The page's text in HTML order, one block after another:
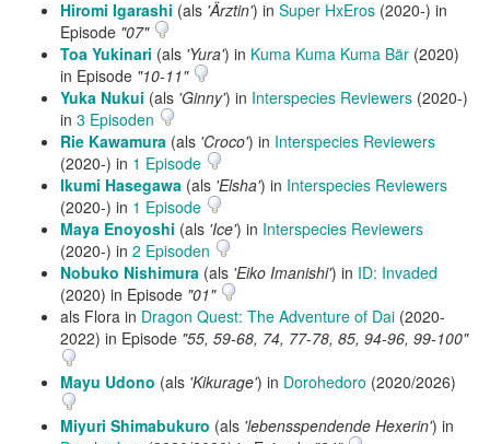
Hiromi Igarashi (als 'Ärztin') in Super HxEros (2020-) in
Episode "07"
Toa Yukinari (als 'Yura') in Kuma Kuma Kuma Bär (2020)
in Episode "10-11"
Yuka Nukui (als 'Ginny') in Interspecies Reviewers (2020-)
in 3 Episoden
Rie Kawamura (als 'Croco') in Interspecies Reviewers
(2020-) in 1 Episode
Ikumi Hasegawa (als 'Elsha') in Interspecies Reviewers
(2020-) in 1 Episode
Maya Enoyoshi (als 'Ice') in Interspecies Reviewers
(2020-) in 2 Episoden
Nobuko Nishimura (als 'Eiko Imanishi') in ID: Invaded
(2020) in Episode "01"
als Flora in Dragon Quest: The Adventure of Dai (2020-
2022) in Episode "55, 59-68, 74, 77-78, 85, 94-96, 99-100"
Mayu Udono (als 'Kikurage') in Dorohedoro (2020/2026)
Miyuri Shimabukuro (als 'lebensspendende Hexerin') in